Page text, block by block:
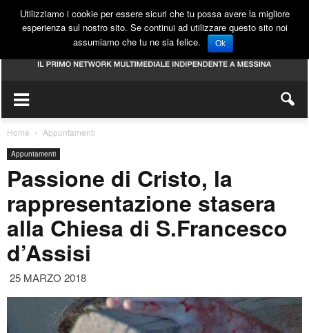
Home Appuntamenti
Appuntamenti
Passione di Cristo, la
rappresentazione stasera
alla Chiesa di S.Francesco
d’Assisi
25 MARZO 2018
Utilizziamo i cookie per essere sicuri che tu possa avere la migliore
esperienza sul nostro sito. Se continui ad utilizzare questo sito noi
assumiamo che tu ne sia felice.
Ok